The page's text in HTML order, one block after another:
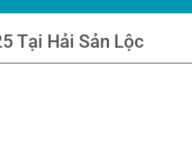
Tại Hải Sản Lộc